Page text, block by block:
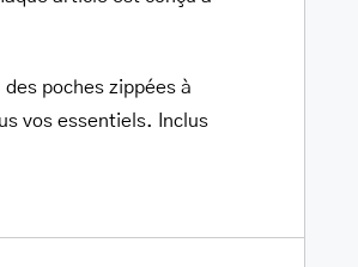
poches zippées à
vos essentiels. Inclus